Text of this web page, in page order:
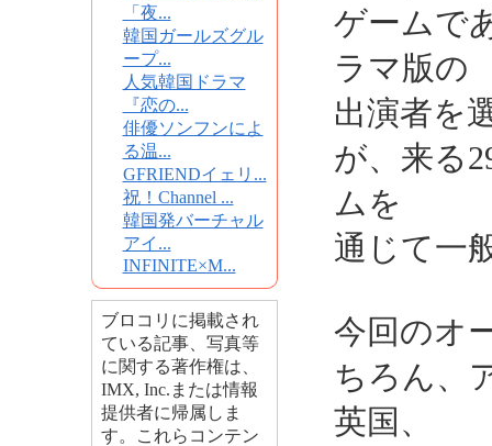
「夜...
韓国ガールズグル
ープ...
人気韓国ドラマ
『恋の...
俳優ソンフンによ
る温...
GFRIENDイェリ...
祝！Channel ...
韓国発バーチャル
アイ...
INFINITE×M...
ブロコリに掲載され
ている記事、写真等
に関する著作権は、
IMX, Inc.または情報
提供者に帰属しま
す。これらコンテン
ゲームで
ラマ版の
出演者を
が、来る
ムを
通じて一
今回のオ
ちろん、
英国、